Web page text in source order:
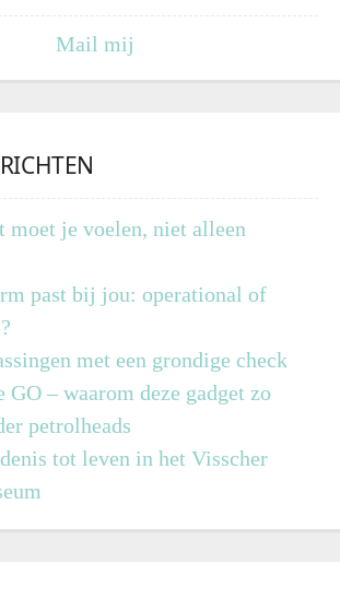
Mail mij
moet je voelen, niet alleen
past bij jou: operational of
met een grondige check
GO – waarom deze gadget zo
petrolheads
tot leven in het Visscher